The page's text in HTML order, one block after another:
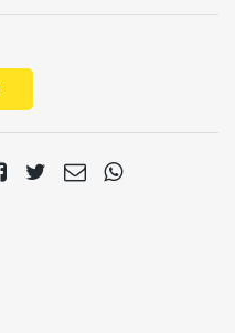
Share
on
Tweet
SendShare
on